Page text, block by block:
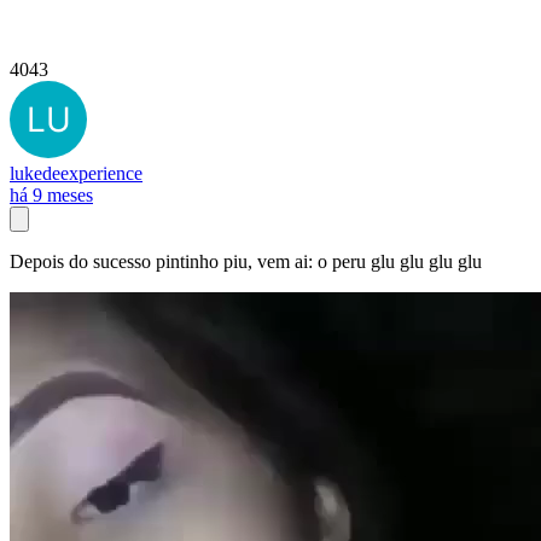
4043
lukedeexperience
há 9 meses
Depois do sucesso pintinho piu, vem ai: o peru glu glu glu glu